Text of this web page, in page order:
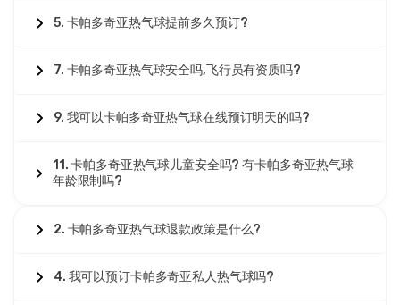
5. 卡帕多奇亚热气球提前多久预订?
7. 卡帕多奇亚热气球安全吗,飞行员有资质吗?
9. 我可以卡帕多奇亚热气球在线预订明天的吗?
11. 卡帕多奇亚热气球儿童安全吗? 有卡帕多奇亚热气球
年龄限制吗?
2. 卡帕多奇亚热气球退款政策是什么?
4. 我可以预订卡帕多奇亚私人热气球吗?